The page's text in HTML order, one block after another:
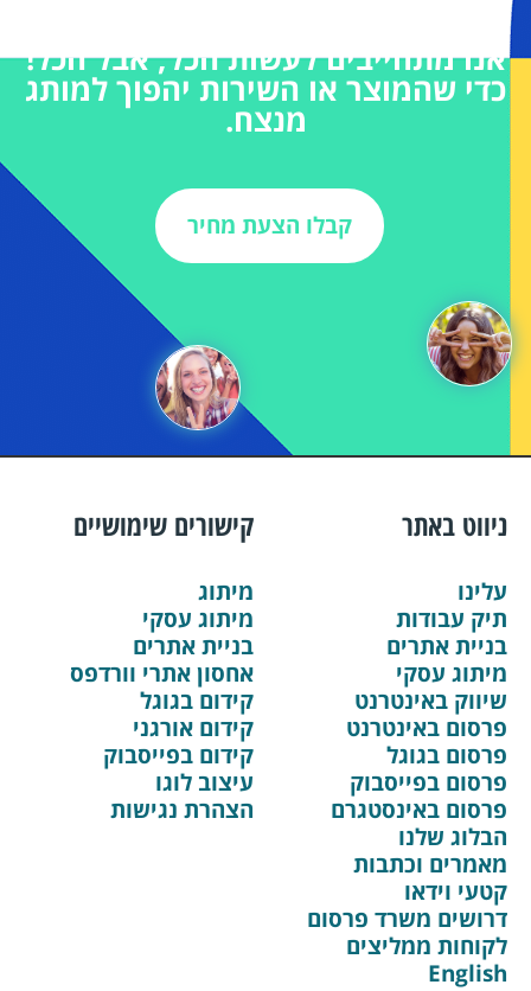
אנו מתחייבים לעשות הכל, אבל הכל!
כדי שהמוצר או השירות יהפוך למותג
מנצח.
קבלו הצעת מחיר
ניווט באתר
עלינו
תיק עבודות
בניית אתרים
מיתוג עסקי
שיווק באינטרנט
פרסום באינטרנט
פרסום בגוגל
פרסום בפייסבוק
פרסום באינסטגרם
הבלוג שלנו
מאמרים וכתבות
קטעי וידאו
דרושים משרד פרסום
לקוחות ממליצים
English
קישורים שימושיים
מיתוג
מיתוג עסקי
בניית אתרים
אחסון אתרי וורדפס
קידום בגוגל
קידום אורגני
קידום בפייסבוק
עיצוב לוגו
הצהרת נגישות